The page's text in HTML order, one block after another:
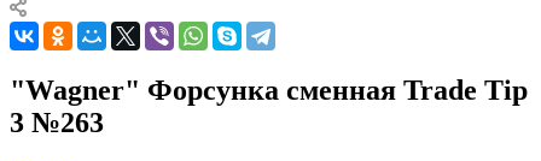
"Wagner" Форсунка сменная Trade Tip
3 №263